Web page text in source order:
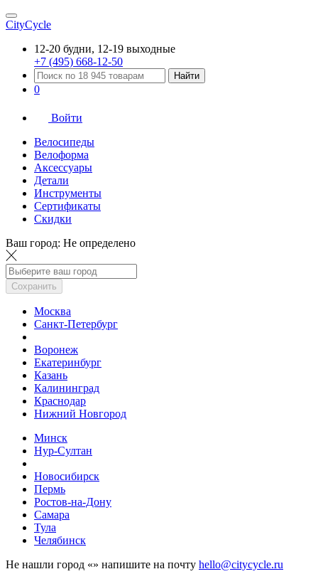
CityCycle
12-20 будни, 12-19 выходные
+7 (495) 668-12-50
Найти
0
Войти
Велосипеды
Велоформа
Аксессуары
Детали
Инструменты
Сертификаты
Скидки
Ваш город: Не определено
Сохранить
Москва
Санкт-Петербург
Воронеж
Екатеринбург
Казань
Калининград
Краснодар
Нижний Новгород
Минск
Нур-Султан
Новосибирск
Пермь
Ростов-на-Дону
Самара
Тула
Челябинск
Не нашли город «» напишите на почту hello@citycycle.ru